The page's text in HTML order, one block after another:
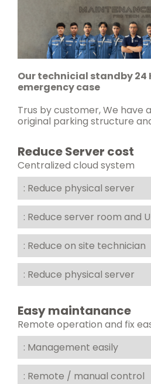
Our technicial standby 24
emergency case
Trus by customer, We have
original parking structure
Reduce Server cost
Centralized cloud system
: Reduce physical server
: Reduce server room and
: Reduce on site technician
: Reduce physical server
Easy maintanance
Remote operation and fix
: Management easily
: Remote / manual control